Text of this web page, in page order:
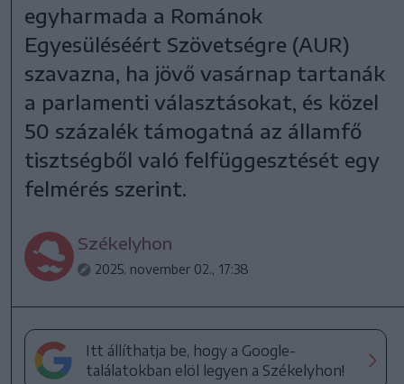
egyharmada a Románok
Egyesüléséért Szövetségre (AUR)
szavazna, ha jövő vasárnap tartanák
a parlamenti választásokat, és közel
50 százalék támogatná az államfő
tisztségből való felfüggesztését egy
felmérés szerint.
Székelyhon
2025. november 02., 17:38
Itt állíthatja be, hogy a Google-
találatokban elöl legyen a Székelyhon!